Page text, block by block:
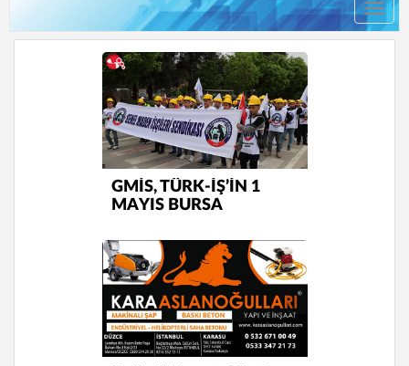
GMİS, TÜRK-İŞ’İN 1
MAYIS BURSA